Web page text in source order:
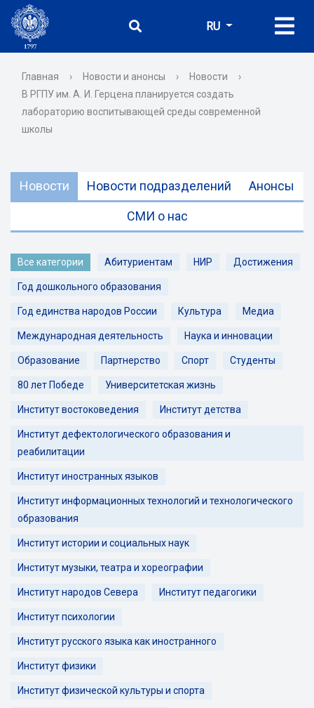
RU
Главная › Новости и анонсы › Новости
›
В РГПУ им. А. И. Герцена планируется создать
лабораторию воспитывающей среды современной
школы
Новости Новости подразделений Анонсы
СМИ о нас
Все категории Абитуриентам НИР Достижения
Год дошкольного образования
Год единства народов России Культура Медиа
Международная деятельность Наука и инновации
Образование Партнерство Спорт Студенты
80 лет Победе Университетская жизнь
Институт востоковедения Институт детства
Институт дефектологического образования и
реабилитации
Институт иностранных языков
Институт информационных технологий и технологического
образования
Институт истории и социальных наук
Институт музыки, театра и хореографии
Институт народов Севера Институт педагогики
Институт психологии
Институт русского языка как иностранного
Институт физики
Институт физической культуры и спорта